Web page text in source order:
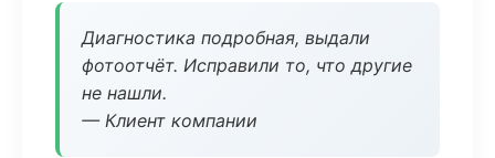
Диагностика подробная, выдали
фотоотчёт. Исправили то, что другие
не нашли.
— Клиент компании